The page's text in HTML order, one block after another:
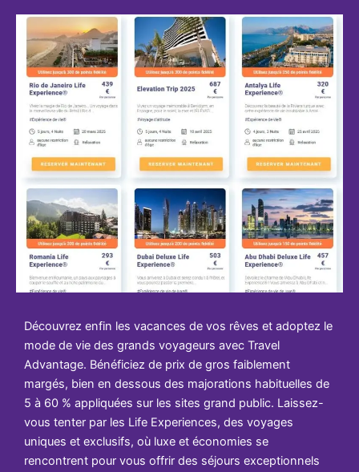
Découvrez enfin les vacances de vos rêves et adoptez le
mode de vie des grands voyageurs avec Travel
Advantage. Bénéficiez de prix de gros faiblement
margés, bien en dessous des majorations habituelles de
5 à 60 % appliquées sur les sites grand public. Laissez-
vous tenter par les Life Experiences, des voyages
uniques et exclusifs, où luxe et économies se
rencontrent pour vous offrir des séjours exceptionnels